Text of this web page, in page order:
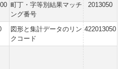
町丁・字等別結果マッチ
ング番号
2013050
図形と集計データのリン
クコード
422013050